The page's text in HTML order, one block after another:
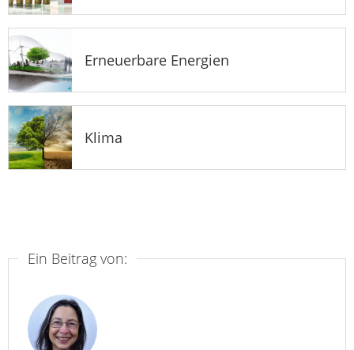
Erneuerbare Energien
Klima
Ein Beitrag von: